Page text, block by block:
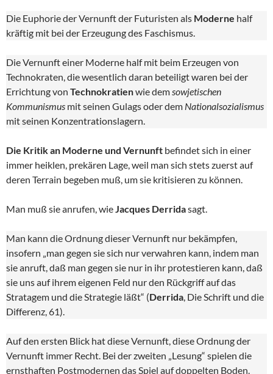
Die Euphorie der Vernunft der Futuristen als Moderne half
kräftig mit bei der Erzeugung des Faschismus.
Die Vernunft einer Moderne half mit beim Erzeugen von
Technokraten, die wesentlich daran beteiligt waren bei der
Errichtung von Technokratienwie demsowjetischen
Kommunismus mit seinen Gulags oder dem Nationalsozialismus
mit seinen Konzentrationslagern.
Die Kritik an Moderne und Vernunft befindet sich in einer
immer heiklen, prekären Lage, weil man sich stets zuerst auf
deren Terrain begeben muß, um sie kritisieren zu können.
Man muß sie anrufen, wieJacques Derridasagt.
Man kann die Ordnung dieser Vernunft nur bekämpfen,
insofern „man gegen sie sich nur verwahren kann, indem man
sie anruft, daß man gegen sie nur in ihr protestieren kann, daß
sie uns auf ihrem eigenen Feld nur den Rückgriff auf das
Stratagem und die Strategie läßt“ (Derrida, Die Schrift und die
Differenz, 61).
Auf den ersten Blick hat diese Vernunft, diese Ordnung der
Vernunft immer Recht. Bei der zweiten „Lesung“ spielen die
ernsthaften Postmodernen das Spiel auf doppelten Boden.